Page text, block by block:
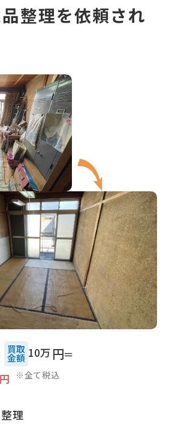
整理を依頼され
買取
⾦額 10万 円
円 ※全て税込
理